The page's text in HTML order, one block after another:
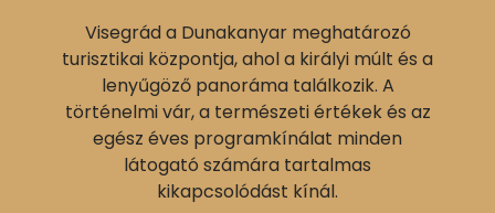
Visegrád a Dunakanyar meghatározó
turisztikai központja, ahol a királyi múlt és a
lenyűgöző panoráma találkozik. A
történelmi vár, a természeti értékek és az
egész éves programkínálat minden
látogató számára tartalmas
kikapcsolódást kínál.